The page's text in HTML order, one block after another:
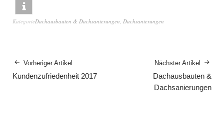
KategorieDachausbauten & Dachsanierungen, Dachsanierungen
Vorheriger Artikel
Kundenzufriedenheit 2017
Nächster Artikel
Dachausbauten &
Dachsanierungen